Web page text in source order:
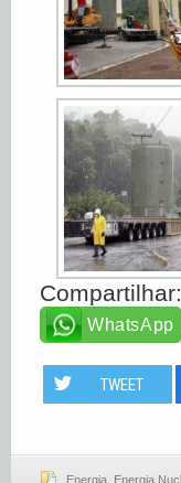
Compartilhar:
WhatsApp
TWEET
Energia Energia